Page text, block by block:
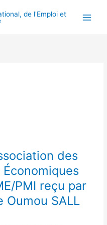
des
PMI reçu par
Oumou SALL